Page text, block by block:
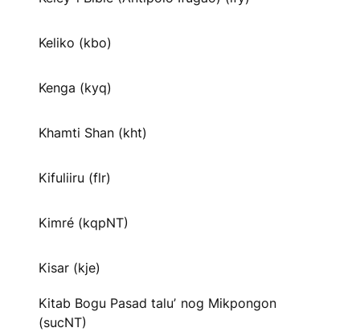
Keliko (kbo)
Kenga (kyq)
Khamti Shan (kht)
Kifuliiru (flr)
Kimré (kqpNT)
Kisar (kje)
Kitab Bogu Pasad taluʼ nog Mikpongon
(sucNT)